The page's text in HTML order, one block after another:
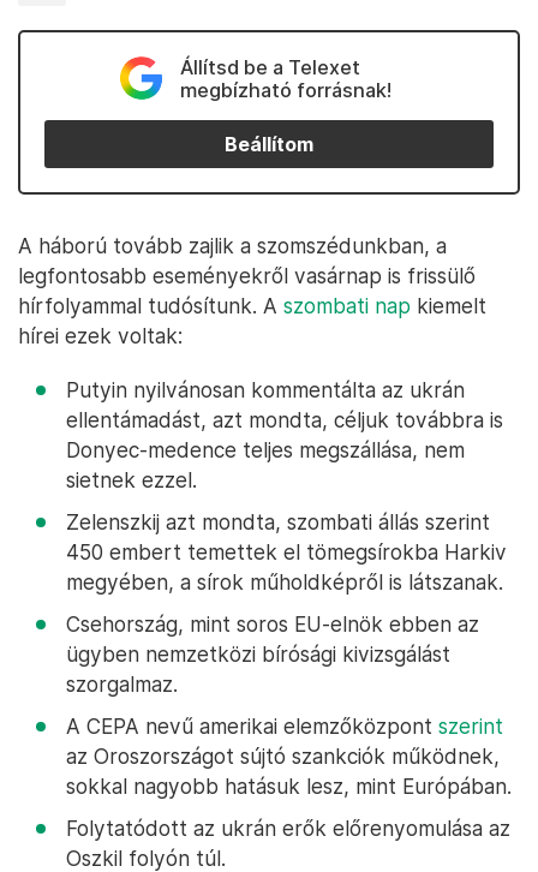
Állítsd be a Telexet
megbízható forrásnak!
Beállítom
A háború tovább zajlik a szomszédunkban, a
legfontosabb eseményekről vasárnap is frissülő
hírfolyammal tudósítunk. A szombati nap kiemelt
hírei ezek voltak:
Putyin nyilvánosan kommentálta az ukrán
ellentámadást, azt mondta, céljuk továbbra is
Donyec-medence teljes megszállása, nem
sietnek ezzel.
Zelenszkij azt mondta, szombati állás szerint
450 embert temettek el tömegsírokba Harkiv
megyében, a sírok műholdképről is látszanak.
Csehország, mint soros EU-elnök ebben az
ügyben nemzetközi bírósági kivizsgálást
szorgalmaz.
A CEPA nevű amerikai elemzőközpont szerint
az Oroszországot sújtó szankciók működnek,
sokkal nagyobb hatásuk lesz, mint Európában.
Folytatódott az ukrán erők előrenyomulása az
Oszkil folyón túl.